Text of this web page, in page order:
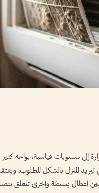
إلى مستويات قياسية، يواجه
المنزل بالشكل المطلوب،
أعطال بسيطة وأخرى تتعلق